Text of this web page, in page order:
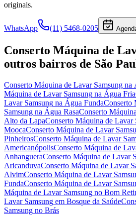
originais.
WhatsApp (11) 5468-0205
Conserto Máquina de
outros bairros de São
Conserto Máquina de Lavar Samsung na
Máquina de Lavar Samsung na Água Fria
Lavar Samsung na Água FundaConserto
Samsung na Água RasaConserto
Alto da LapaConserto Máquina de Lavar
MoocaConserto Máquina de Lavar
PinheirosConserto Máquina de Lavar
AmericanópolisConserto Máquina de
AnhangueraConserto Máquina de Lavar
AricanduvaConserto Máquina de Lavar
AlvimConserto Máquina de Lavar
FundaConserto Máquina de Lavar
Máquina de Lavar Samsung no Bom
Lavar Samsung em Bosque da Saúde
Samsung no Brás